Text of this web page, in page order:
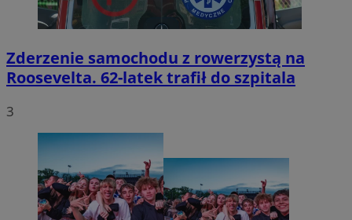
Zderzenie samochodu z rowerzystą na
Roosevelta. 62-latek trafił do szpitala
3